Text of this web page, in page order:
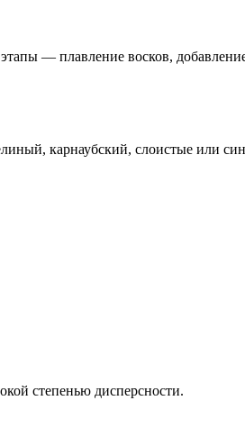
— плавление восков,
карнаубский, слоистые или
степенью дисперсности.